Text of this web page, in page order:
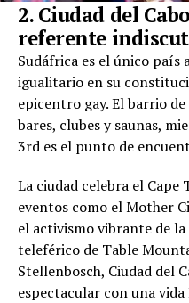
2. Ciudad del
referente
Sudáfrica es el único
igualitario en su
epicentro gay. El barrio
bares, clubes y saunas,
3rd es el punto de
La ciudad celebra el Cape
eventos como el Mother
el activismo vibrante de la
teleférico de Table
Stellenbosch, Ciudad del
espectacular con una vida